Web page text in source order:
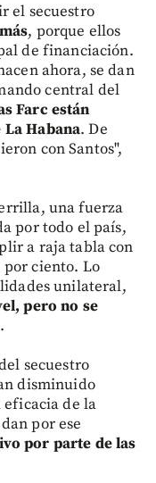
el secuestro
, porque ellos
de financiación.
ahora, se dan
central del
Farc están
Habana. De
con Santos",
una fuerza
por todo el país,
a raja tabla con
por ciento. Lo
unilateral,
pero no se
secuestro
disminuido
eficacia de la
por ese
por parte de las